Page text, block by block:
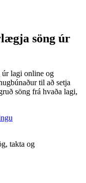
söng úr
lagi online og
til að setja
söng frá hvaða lagi,
takta og